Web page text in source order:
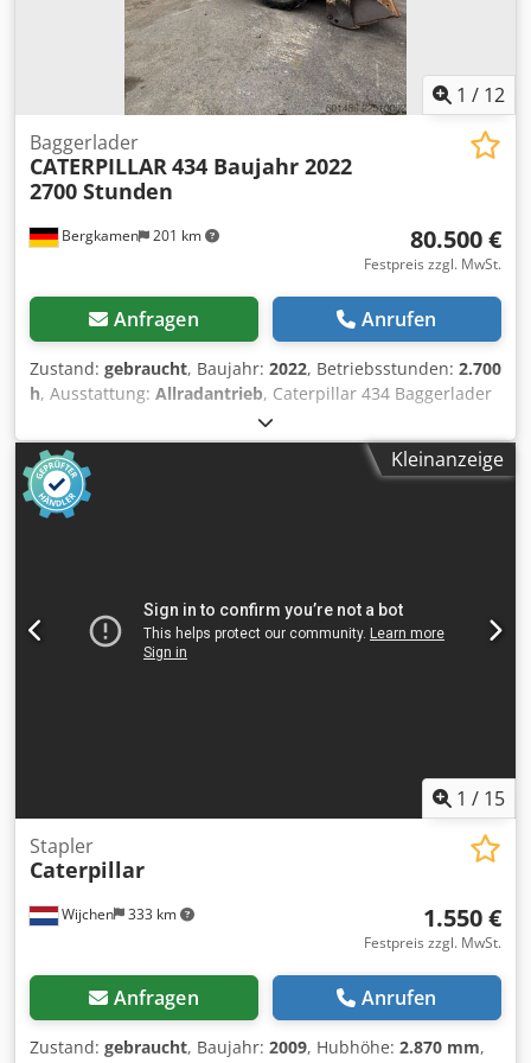
1 / 12
Bergkamen 201 km
Baggerlader
CATERPILLAR434 Baujahr 2022
2700 Stunden
80.500 €
Festpreis zzgl. MwSt.
Anfragen Anrufen
Zustand: gebraucht, Baujahr: 2022, Betriebsstunden: 2.700
h, Ausstattung: Allradantrieb, Caterpillar 434 Baggerlader
Dkodpezr Tqwefx Aa Esr 2700 Stunden * Modellnummer:
434 * Baujahr: 2022 * Betriebsgewicht: 9.520 kg * Top
Zustand
Kleinanzeige
1 / 15
Wijchen 333 km
Stapler
Caterpillar
1.550 €
Festpreis zzgl. MwSt.
Anfragen Anrufen
Zustand: gebraucht, Baujahr: 2009, Hubhöhe: 2.870 mm,